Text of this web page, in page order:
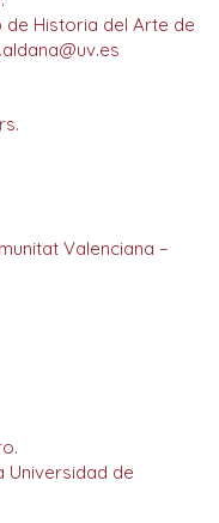
Historia del Arte de
Valenciana –
Universidad de